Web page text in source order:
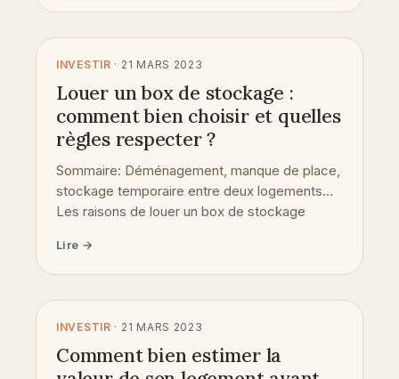
INVESTIR · 21 MARS 2023
Louer un box de stockage :
comment bien choisir et quelles
règles respecter ?
Sommaire: Déménagement, manque de place,
stockage temporaire entre deux logements…
Les raisons de louer un box de stockage
Lire →
INVESTIR · 21 MARS 2023
Comment bien estimer la